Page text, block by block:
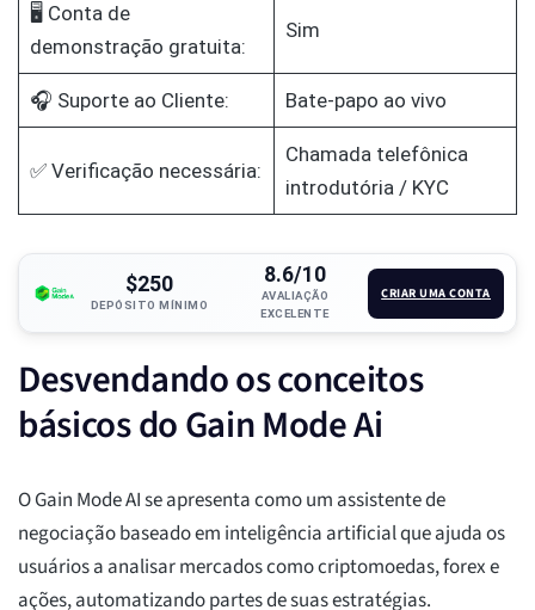
🖥️ Conta de
demonstração gratuita:
Sim
🎧 Suporte ao Cliente: Bate-papo ao vivo
✅ Verificação necessária:
Chamada telefônica
introdutória / KYC
$250
DEPÓSITO MÍNIMO
8.6/10
AVALIAÇÃO
EXCELENTE
CRIAR UMA CONTA
Desvendando os conceitos
básicos do Gain Mode Ai
O Gain Mode AI se apresenta como um assistente de
negociação baseado em inteligência artificial que ajuda os
usuários a analisar mercados como criptomoedas, forex e
ações, automatizando partes de suas estratégias.